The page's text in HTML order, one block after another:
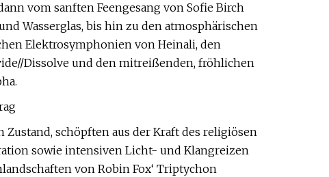
vom sanften Feengesang von Sofie Birch
Wasserglas, bis hin zu den atmosphärischen
Elektrosymphonien von Heinali, den
Dissolve und den mitreißenden, fröhlichen
schöpften aus der Kraft des religiösen
sowie intensiven Licht- und Klangreizen
von Robin Fox‘ Triptychon